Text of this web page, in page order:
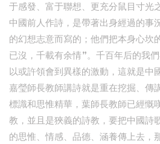
于感發、富于聯想、更充分鼠目寸光
中國前人作詩，是帶著出身經過的事
的幻想志意而寫的；他們把本身心坎
已沒，千載有余情”。千百年后的我
以或許領會到異樣的激動，這就是中
嘉瑩師長教師講詩就是重在挖掘、傳
標識和思惟精華，葉師長教師已經慨
教，並且是狹義的詩教，要把中國詩
的思惟、情感、品德、涵養傳上去，